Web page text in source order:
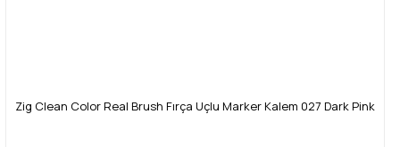
Zig Clean Color Real Brush Fırça Uçlu Marker Kalem 027 Dark Pink